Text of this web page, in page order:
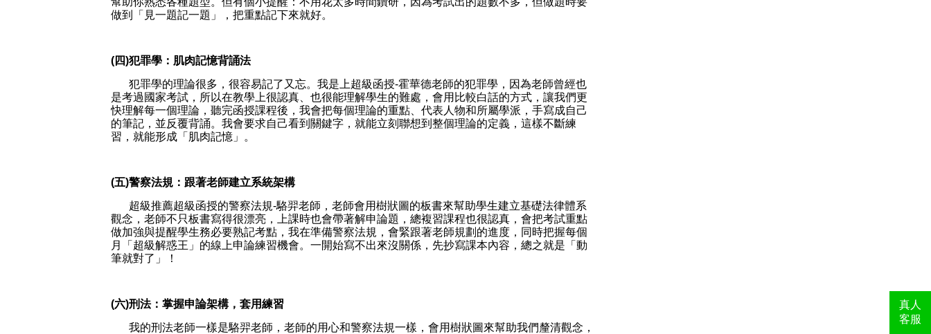
真人
客服
做到「見一題記一題」，把重點記下來就好。
(四)犯罪學：肌肉記憶背誦法
犯罪學的理論很多，很容易記了又忘。我是上超級函授-霍華德老師的犯罪學，因為老師曾經也
是考過國家考試，所以在教學上很認真、也很能理解學生的難處，會用比較白話的方式，讓我們更
快理解每一個理論，聽完函授課程後，我會把每個理論的重點、代表人物和所屬學派，手寫成自己
的筆記，並反覆背誦。我會要求自己看到關鍵字，就能立刻聯想到整個理論的定義，這樣不斷練
習，就能形成「肌肉記憶」。
(五)警察法規：跟著老師建立系統架構
超級推薦超級函授的警察法規-駱羿老師，老師會用樹狀圖的板書來幫助學生建立基礎法律體系
觀念，老師不只板書寫得很漂亮，上課時也會帶著解申論題，總複習課程也很認真，會把考試重點
做加強與提醒學生務必要熟記考點，我在準備警察法規，會緊跟著老師規劃的進度，同時把握每個
月「超級解惑王」的線上申論練習機會。一開始寫不出來沒關係，先抄寫課本內容，總之就是「動
筆就對了」！
(六)刑法：掌握申論架構，套用練習
我的刑法老師一樣是駱羿老師，老師的用心和警察法規一樣，會用樹狀圖來幫助我們釐清觀念，